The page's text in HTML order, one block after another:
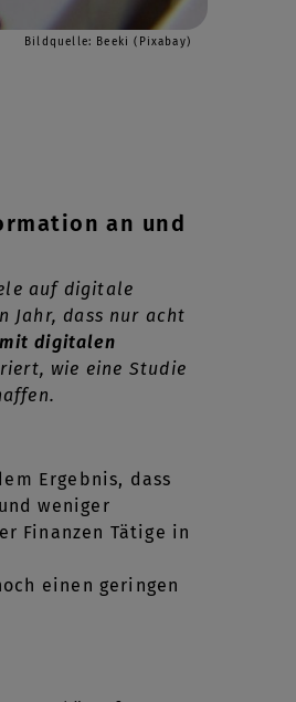
Bildquelle: Beeki (Pixabay)
an und
auf digitale
Jahr, dass nur acht
digitalen
wie eine Studie
Ergebnis, dass
weniger
Finanzen Tätige in
einen geringen